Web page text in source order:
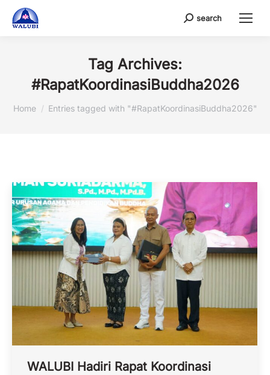
Search:
search
Tag Archives:
#RapatKoordinasiBuddha2026
You are here:
Home Entries tagged with "#RapatKoordinasiBuddha2026"
WALUBI Hadiri Rapat Koordinasi